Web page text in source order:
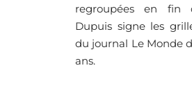
regroupées en fin
Dupuis signe les
du journal Le Monde
ans.